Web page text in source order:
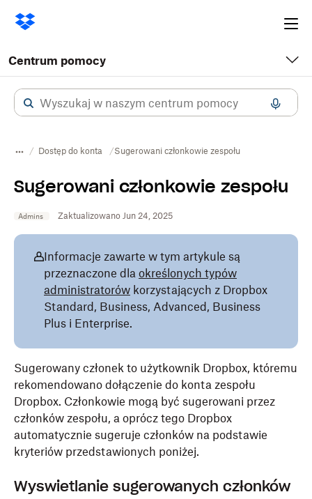
Centrum pomocy
Dostęp do konta Sugerowani członkowie zespołu
Sugerowani członkowie zespołu
Admins Zaktualizowano Jun 24, 2025
Informacje zawarte w tym artykule są
przeznaczone dla określonych typów
administratorów korzystających z Dropbox
Standard, Business, Advanced, Business
Plus i Enterprise.
Sugerowany członek to użytkownik Dropbox, któremu
rekomendowano dołączenie do konta zespołu
Dropbox. Członkowie mogą być sugerowani przez
członków zespołu, a oprócz tego Dropbox
automatycznie sugeruje członków na podstawie
kryteriów przedstawionych poniżej.
Wyświetlanie sugerowanych członków